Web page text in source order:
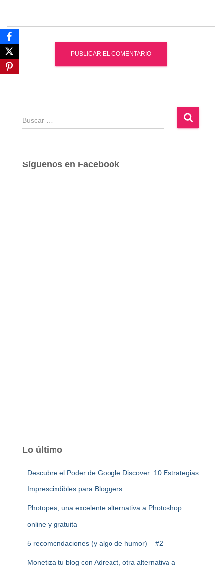
B
u
a
Síguenos en Facebook
Lo último
Descubre el Poder de Google Discover: 10 Estrategias
Imprescindibles para Bloggers
Photopea, una excelente alternativa a Photoshop
online y gratuita
5 recomendaciones (y algo de humor) – #2
Monetiza tu blog con Adreact, otra alternativa a